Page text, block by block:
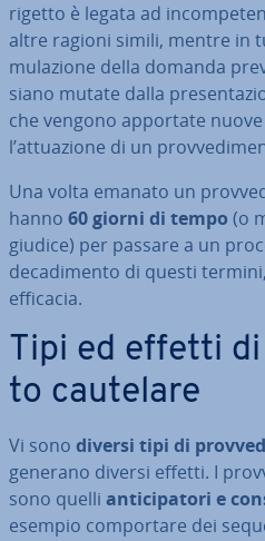
rigetto è legata ad
altre ragioni simili, mentre in
mu­la­zio­ne della domanda
siano mutate dalla
che vengono apportate
l’at­tua­zio­ne di un
Una volta emanato un
hanno 60 giorni di tempo (o
giudice) per passare a un
de­ca­di­men­to di questi
efficacia.
Tipi ed effetti
to cautelare
Vi sono diversi tipi di
generano diversi effetti. I
sono quelli an­ti­ci­pa­to­ri e
esempio com­por­ta­re dei